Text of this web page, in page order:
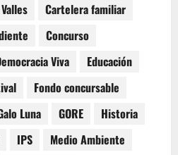
Cartelera familiar
Concurso
Viva
Educación
Fondo concursable
Luna GORE
Historia
IPS
Medio Ambiente